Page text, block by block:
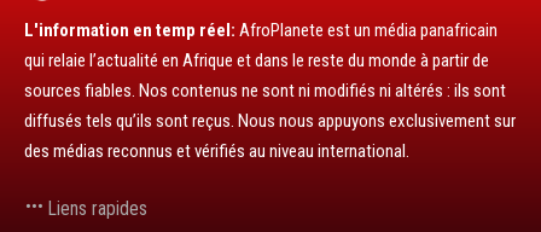
L'information en temp réel: AfroPlanete est un média panafricain
qui relaie l’actualité en Afrique et dans le reste du monde à partir de
sources fiables. Nos contenus ne sont ni modifiés ni altérés : ils sont
diffusés tels qu’ils sont reçus. Nous nous appuyons exclusivement sur
des médias reconnus et vérifiés au niveau international.
Liens rapides